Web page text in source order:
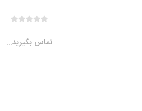
تماس بگیرید...